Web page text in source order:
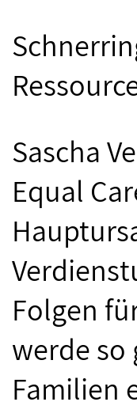
Sascha
Equal
Folgen
werde so
Familien